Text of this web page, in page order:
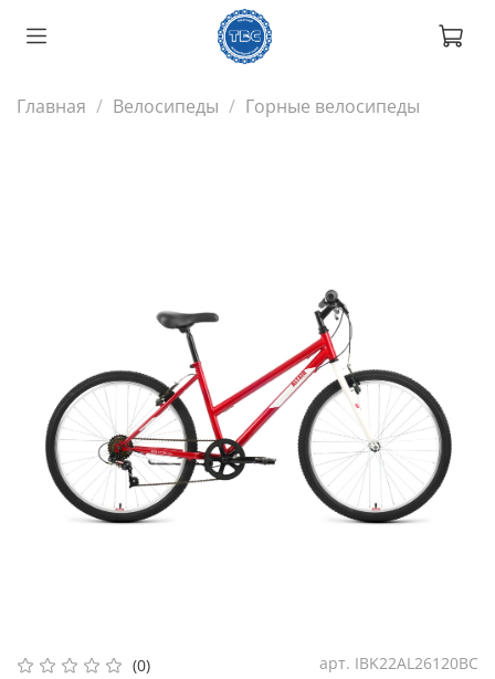
Главная Велосипеды Горные велосипеды
(0) арт. IBK22AL26120ВС